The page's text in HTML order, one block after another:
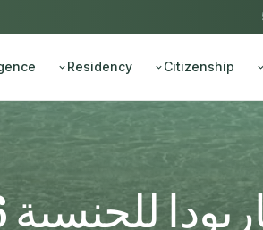
Citizenship
Residency